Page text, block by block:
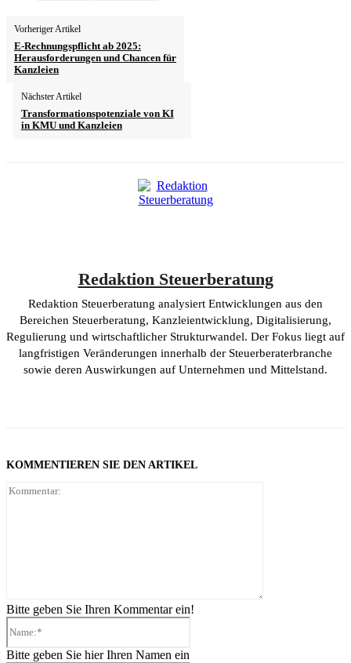
Vorheriger Artikel
E-Rechnungspflicht ab 2025:
Herausforderungen und Chancen für
Kanzleien
Nächster Artikel
Transformationspotenziale von KI
in KMU und Kanzleien
Redaktion Steuerberatung
Redaktion Steuerberatung analysiert Entwicklungen aus den
Bereichen Steuerberatung, Kanzleientwicklung, Digitalisierung,
Regulierung und wirtschaftlicher Strukturwandel. Der Fokus liegt auf
langfristigen Veränderungen innerhalb der Steuerberaterbranche
sowie deren Auswirkungen auf Unternehmen und Mittelstand.
KOMMENTIEREN SIE DEN ARTIKEL
Bitte geben Sie Ihren Kommentar ein!
Bitte geben Sie hier Ihren Namen ein